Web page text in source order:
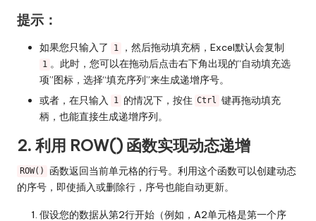
提示：
如果您只输入了 1 ，然后拖动填充柄，Excel默认会复制
1 。此时，您可以在拖动后点击右下角出现的“自动填充选
项”图标，选择“填充序列”来生成递增序号。
或者，在只输入
1 的情况下，按住 Ctrl 键再拖动填充
柄，也能直接生成递增序列。
2. 利用 ROW() 函数实现动态递增
ROW()
函数返回当前单元格的行号。利用这个函数可以创建动态
的序号，即使插入或删除行，序号也能自动更新。
假设您的数据从第2行开始（例如，A2单元格是第一个序